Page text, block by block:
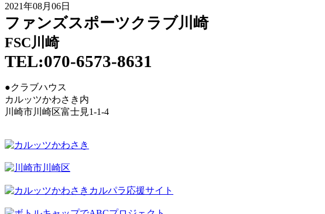
2021年08月06日
ファンズスポーツクラブ川崎
FSC川崎
TEL:070-6573-8631
●クラブハウス
カルッツかわさき内
川崎市川崎区富士見1-1-4